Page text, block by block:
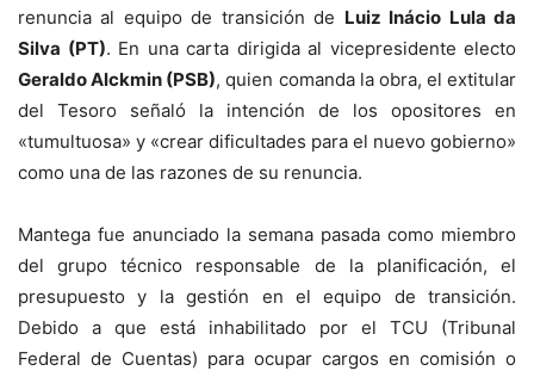
renuncia al equipo de transición de Luiz Inácio Lula da
Silva (PT). En una carta dirigida al vicepresidente electo
Geraldo Alckmin (PSB), quien comanda la obra, el extitular
del Tesoro señaló la intención de los opositores en
«tumultuosa» y «crear dificultades para el nuevo gobierno»
como una de las razones de su renuncia.
Mantega fue anunciado la semana pasada como miembro
del grupo técnico responsable de la planificación, el
presupuesto y la gestión en el equipo de transición.
Debido a que está inhabilitado por el TCU (Tribunal
Federal de Cuentas) para ocupar cargos en comisión o